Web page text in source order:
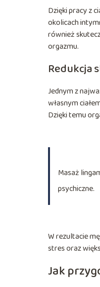
Dzięki pracy z
okolicach
również
orgazmu.
Redukcja
Jednym z
własnym
Dzięki temu
Masaż
psychiczne.
W rezultacie
stres oraz
Jak